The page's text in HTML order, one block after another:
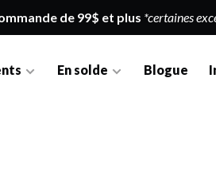
de 99$ et plus *certaines
En solde Blogue